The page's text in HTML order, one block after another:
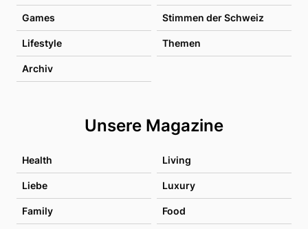
Games Stimmen der Schweiz
Lifestyle Themen
Archiv
Unsere Magazine
Health Living
Liebe Luxury
Family Food